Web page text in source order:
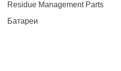
Residue Management Parts
Батареи